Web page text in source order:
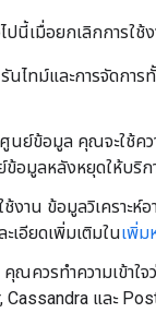
ปนี้เมื่อยกเลิกการใ
ไทม์และการจัดกา
นย์ข้อมูล คุณจะใช้ค
อมูลหลังหยุดให้บริก
ช้งาน ข้อมูลวิเคราะ
เอียดเพิ่มเติมในเพิ่ม
ณควรทำความเข้าใ
Cassandra และ